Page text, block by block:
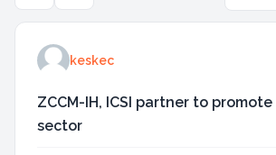
keskec
ZCCM-IH, ICSI partner to
sector